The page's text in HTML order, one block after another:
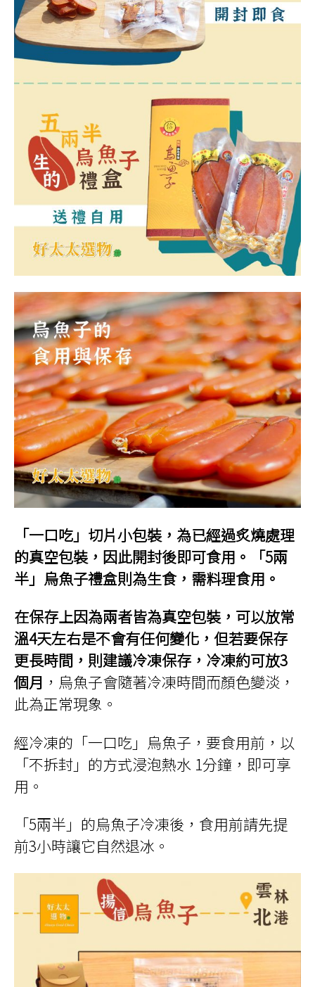
「一口吃」切片小包裝，為已經過炙燒處理
的真空包裝，因此開封後即可食用。「5兩
半」烏魚子禮盒則為生食，需料理食用。
在保存上因為兩者皆為真空包裝，可以放常
溫4天左右是不會有任何變化，但若要保存
更長時間，則建議冷凍保存，冷凍約可放3
個月 ，烏魚子會隨著冷凍時間而顏色變淡，
此為正常現象。
經冷凍的「一口吃」烏魚子，要食用前，以
「不拆封」的方式浸泡熱水 1分鐘，即可享
用。
「5兩半」的烏魚子冷凍後，食用前請先提
前3小時讓它自然退冰。